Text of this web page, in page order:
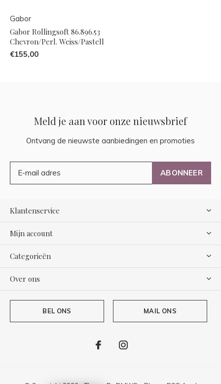
Gabor
Gabor Rollingsoft 86.896.53
Chevron/Perl. Weiss/Pastell
€155,00
Meld je aan voor onze nieuwsbrief
Ontvang de nieuwste aanbiedingen en promoties
ABONNEER
Klantenservice
Mijn account
Categorieën
Over ons
BEL ONS MAIL ONS